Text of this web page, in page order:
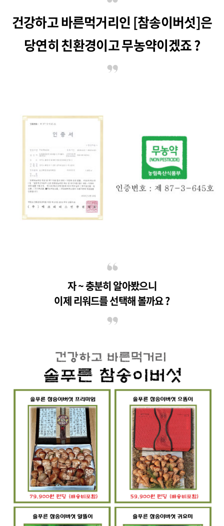
건강하고 바른먹거리인 [참송이버섯]은
당연히 친환경이고 무농약이겠죠 ?
자 ~ 충분히 알아봤으니
이제 리워드를 선택해 볼까요 ?